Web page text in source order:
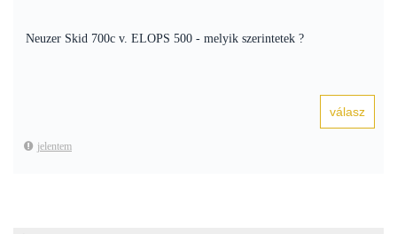
Neuzer Skid 700c v. ELOPS 500 - melyik szerintetek ?
jelentem